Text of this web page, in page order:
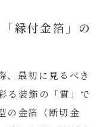
縁付金箔」の
、最初に見るべき
る装飾の「質」で
の金箔（断切金